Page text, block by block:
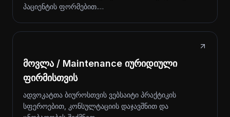
პაციენტის ფორმებით.…
მოვლა / Maintenance იურიდიული
ფირმისთვის
ადვოკატთა ბიუროსთვის ვებსაიტი პრაქტიკის
სფეროებით, კონსულტაციის დაჯავშნით და